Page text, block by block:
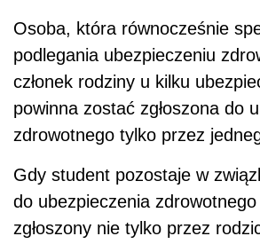
Osoba, która równocześnie
podlegania ubezpieczeniu
członek rodziny u kilku
powinna zostać zgłoszona do
zdrowotnego tylko przez
Gdy student pozostaje w
do ubezpieczenia
zgłoszony nie tylko przez